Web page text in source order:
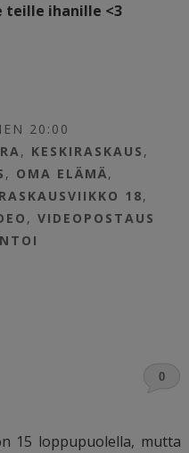
ihanille <3
20:00
, KESKIRASKAUS ,
, OMA ELÄMÄ,
RASKAUSVIIKKO 18,
, VIDEOPOSTAUS
0
15 loppupuolella, mutta